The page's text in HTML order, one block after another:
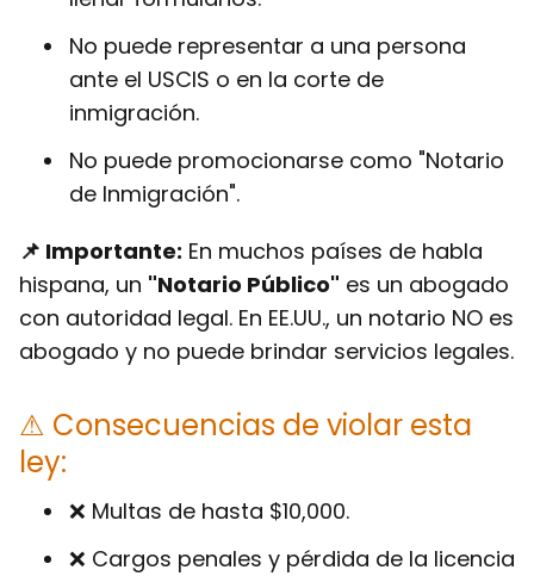
No puede representar a una persona
ante el USCIS o en la corte de
inmigración.
No puede promocionarse como "Notario
de Inmigración".
📌 Importante: En muchos países de habla
hispana, un "Notario Público" es un abogado
con autoridad legal. En EE.UU., un notario NO es
abogado y no puede brindar servicios legales.
⚠ Consecuencias de violar esta
ley:
❌ Multas de hasta $10,000.
❌ Cargos penales y pérdida de la licencia